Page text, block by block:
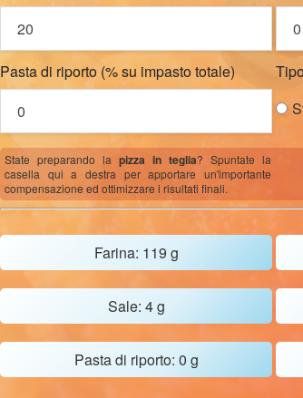
Pasta di riporto (% su impasto totale)
State preparando la pizza in teglia? Spuntate la
casella quia destra per apportare un'importante
compensazione ed ottimizzare i risultati finali.
Farina: 119 g
Sale: 4 g
Pasta di riporto: 0 g